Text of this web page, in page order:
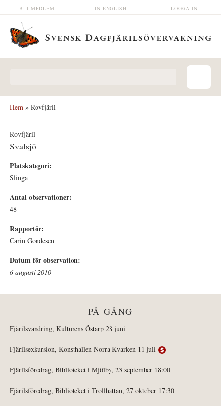
Hoppa till huvudinnehåll LOGGA IN
IN ENGLISH
BLI MEDLEM
Hem » Rovfjäril
Rovfjäril
Svalsjö
Platskategori:
Slinga
Antal observationer:
48
Rapportör:
Carin Gondesen
Datum för observation:
6 augusti 2010
PÅ GÅNG
Fjärilsvandring, Kulturens Östarp 28 juni
Fjärilsexkursion, Konsthallen Norra Kvarken 11 juli
Fjärilsföredrag, Biblioteket i Mjölby, 23 september 18:00
Fjärilsföredrag, Biblioteket i Trollhättan, 27 oktober 17:30